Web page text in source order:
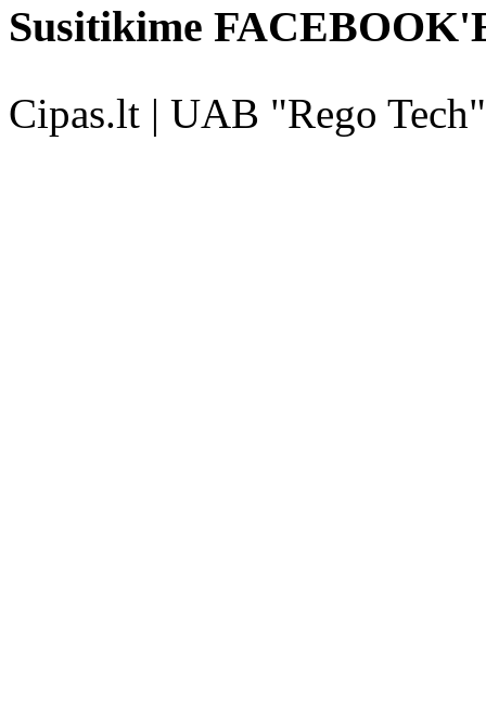
Susitikime
Cipas.lt | UAB "Rego Tech"